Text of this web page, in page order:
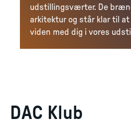
udstillingsværter. De
arkitektur og står klar til at
viden med dig i vores
DAC Klub